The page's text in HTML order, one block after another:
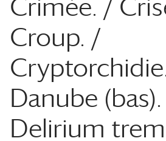
Crimée. /
Croup. /
Danube
Delirium